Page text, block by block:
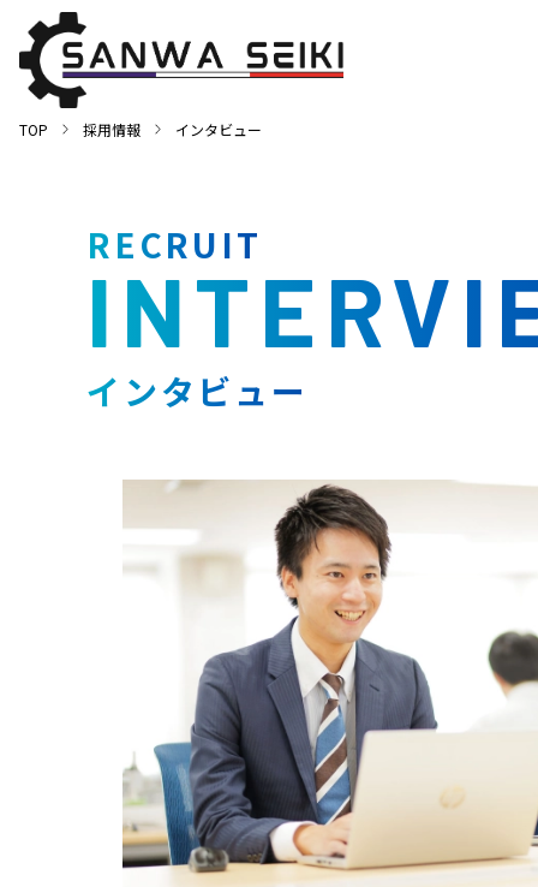
TOP 採用情報 インタビュー
RECRUIT
インタビュー